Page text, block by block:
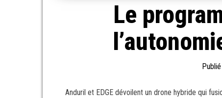
Le
Anduril et EDGE dévoilent un drone hybride qui